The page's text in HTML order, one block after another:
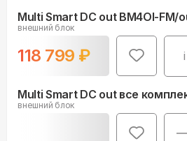
Multi Smart DC out BM4OI-FM/
внешний блок
118 799 ₽ i
Multi Smart DC out все
внешний блок